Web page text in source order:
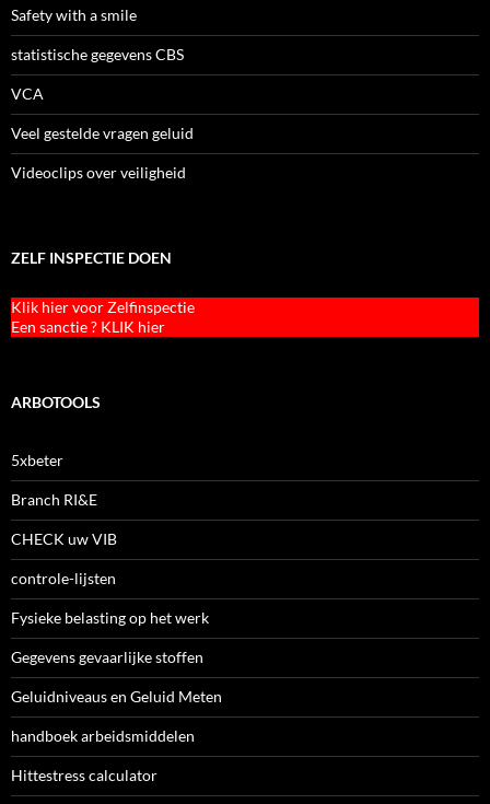
Safety with a smile
statistische gegevens CBS
VCA
Veel gestelde vragen geluid
Videoclips over veiligheid
ZELF INSPECTIE DOEN
Klik hier voor Zelfinspectie
Een sanctie ? KLIK hier
ARBOTOOLS
5xbeter
Branch RI&E
CHECK uw VIB
controle-lijsten
Fysieke belasting op het werk
Gegevens gevaarlijke stoffen
Geluidniveaus en Geluid Meten
handboek arbeidsmiddelen
Hittestress calculator